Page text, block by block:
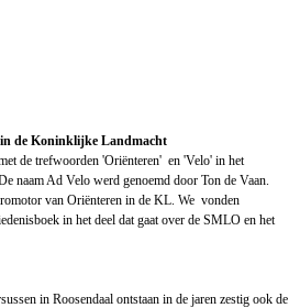
de Koninklijke Landmacht
de trefwoorden 'Oriënteren' en 'Velo' in het
naam Ad Velo werd genoemd door Ton de Vaan.
van Oriënteren in de KL. We vonden
in het deel dat gaat over de SMLO en het
in Roosendaal ontstaan in de jaren zestig ook de